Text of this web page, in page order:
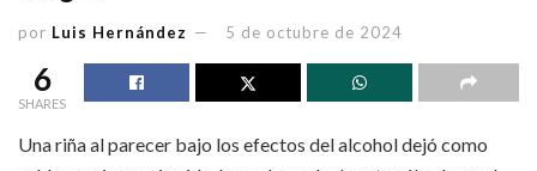
por Luis Hernández 5 de octubre de 2024
6
SHARES
Una riña al parecer bajo los efectos del alcohol dejó como